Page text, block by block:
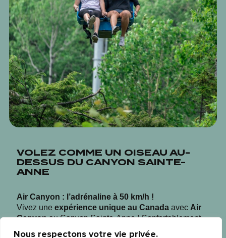
Nous respectons votre vie privée.
VOLEZ COMME UN OISEAU AU-
DESSUS DU CANYON SAINTE-
ANNE
Air Canyon : l’adrénaline à 50 km/h !
Vivez une expérience unique au Canada avec Air
Canyonau Canyon Sainte-Anne ! Confortablement
chaise motorisée pour deux